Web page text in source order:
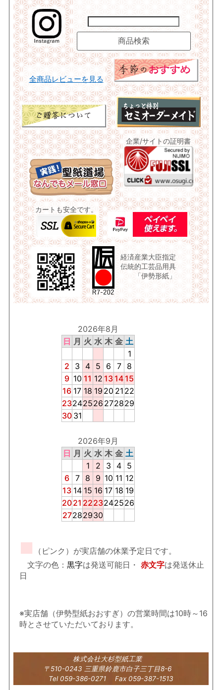
全商品レビューを見る
企業/サイトの証明書
カートも安全です。
経済産業大臣指定
伝統的工芸品用具
「伊勢形紙」
2026年8月
日 月 火 水 木 金 土
1
2
3 4 5 6 7
8
9 10 11 12 13 14 15
16 17 18 19 20 21 22
23242526 272829
30 31
2026年9月
日 月 火 水 木 金 土
1
2 3 4 5
6 7 8 9 10 11 12
13 14 15 16 17 18 19
2021 2223242526
27282930
■
（ピンク）が実店舗の休業予定日です。
文字の色： 黒字は発送可能日・ 赤文字は発送休止
日
※実店舗（伊勢型紙おおすぎ）の営業時間は10時～16
時とさせていただいております。
株式会社大杉型紙工業
〒510-0243 三重県鈴鹿市白子三丁目8-6
Tel 059-386-0271 Fax 059-387-1513